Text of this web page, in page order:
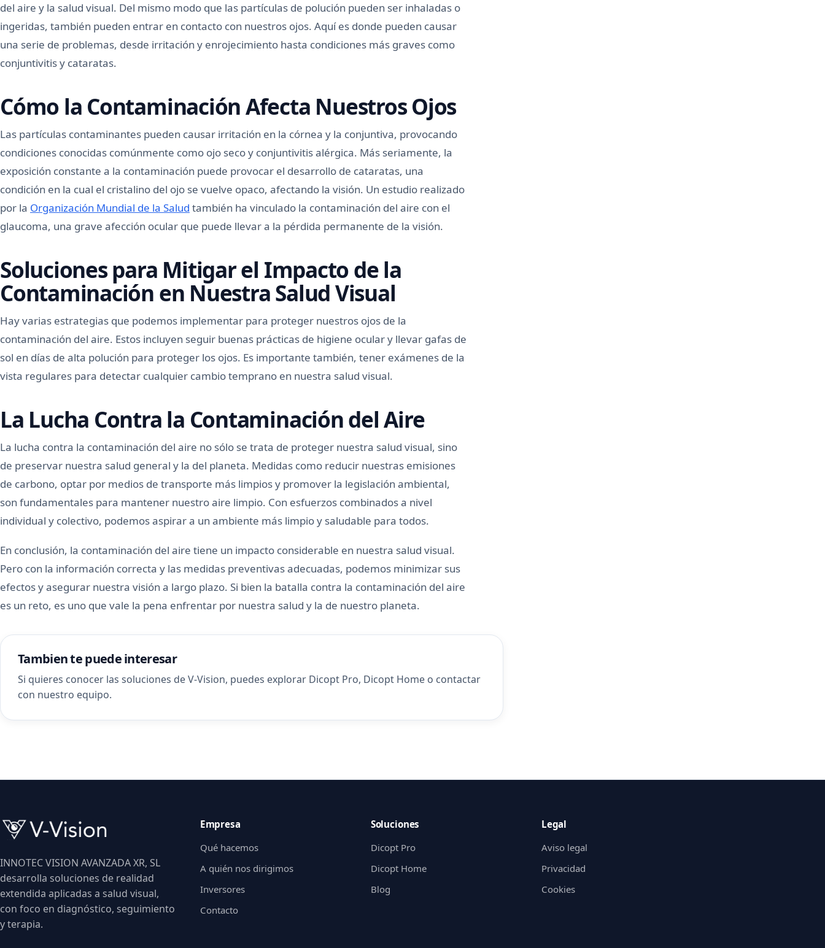
del aire y la salud visual. Del mismo modo que las partículas de polución pueden ser inhaladas o
ingeridas, también pueden entrar en contacto con nuestros ojos. Aquí es donde pueden causar
una serie de problemas, desde irritación y enrojecimiento hasta condiciones más graves como
conjuntivitis y cataratas.
Cómo la Contaminación Afecta Nuestros Ojos
Las partículas contaminantes pueden causar irritación en la córnea y la conjuntiva, provocando
condiciones conocidas comúnmente como ojo seco y conjuntivitis alérgica. Más seriamente, la
exposición constante a la contaminación puede provocar el desarrollo de cataratas, una
condición en la cual el cristalino del ojo se vuelve opaco, afectando la visión. Un estudio realizado
por la Organización Mundial de la Salud también ha vinculado la contaminación del aire con el
glaucoma, una grave afección ocular que puede llevar a la pérdida permanente de la visión.
Soluciones para Mitigar el Impacto de la
Contaminación en Nuestra Salud Visual
Hay varias estrategias que podemos implementar para proteger nuestros ojos de la
contaminación del aire. Estos incluyen seguir buenas prácticas de higiene ocular y llevar gafas de
sol en días de alta polución para proteger los ojos. Es importante también, tener exámenes de la
vista regulares para detectar cualquier cambio temprano en nuestra salud visual.
La Lucha Contra la Contaminación del Aire
La lucha contra la contaminación del aire no sólo se trata de proteger nuestra salud visual, sino
de preservar nuestra salud general y la del planeta. Medidas como reducir nuestras emisiones
de carbono, optar por medios de transporte más limpios y promover la legislación ambiental,
son fundamentales para mantener nuestro aire limpio. Con esfuerzos combinados a nivel
individual y colectivo, podemos aspirar a un ambiente más limpio y saludable para todos.
En conclusión, la contaminación del aire tiene un impacto considerable en nuestra salud visual.
Pero con la información correcta y las medidas preventivas adecuadas, podemos minimizar sus
efectos y asegurar nuestra visión a largo plazo. Si bien la batalla contra la contaminación del aire
es un reto, es uno que vale la pena enfrentar por nuestra salud y la de nuestro planeta.
Tambien te puede interesar
Si quieres conocer las soluciones de V-Vision, puedes explorar Dicopt Pro, Dicopt Home o contactar
con nuestro equipo.
INNOTEC VISION AVANZADA XR, SL
desarrolla soluciones de realidad
extendida aplicadas a salud visual,
con foco en diagnóstico, seguimiento
y terapia.
Empresa
Qué hacemos
A quién nos dirigimos
Inversores
Contacto
Soluciones
Dicopt Pro
Dicopt Home
Blog
Legal
Aviso legal
Privacidad
Cookies